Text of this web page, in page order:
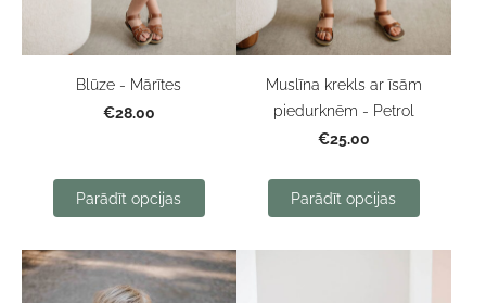
Blūze - Mārītes
€28.00
Parādīt opcijas
Muslīna krekls ar īsām
piedurknēm - Petrol
€25.00
Parādīt opcijas